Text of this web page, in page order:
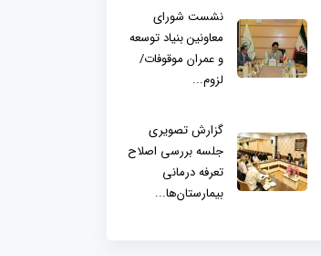
نشست شورای
معاونین بنیاد توسعه
و عمران موقوفات/
لزوم...
گزارش تصویری
جلسه بررسی اصلاح
تعرفه درمانی
بیمارستان‌ها...